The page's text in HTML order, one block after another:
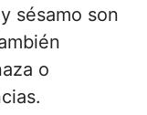
sésamo son
o